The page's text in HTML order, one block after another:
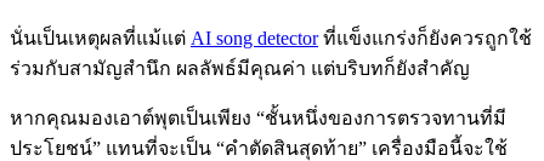
นั่นเป็นเหตุผลที่แม้แต่ AI song detectorที่แข็งแกร่งก็ยังควรถูกใช้
ร่วมกับสามัญสำนึก ผลลัพธ์มีคุณค่า แต่บริบทก็ยังสำคัญ
หากคุณมองเอาต์พุตเป็นเพียง “ชั้นหนึ่งของการตรวจทานที่มี
ประโยชน์” แทนที่จะเป็น “คำตัดสินสุดท้าย” เครื่องมือนี้จะใช้